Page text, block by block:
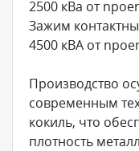
2500 кВа от
Зажим
4500 кВА от
Производство
современным
кокиль, что
плотность